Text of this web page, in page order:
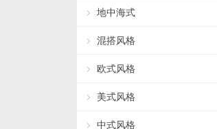
地中海式
混搭风格
欧式风格
美式风格
中式风格